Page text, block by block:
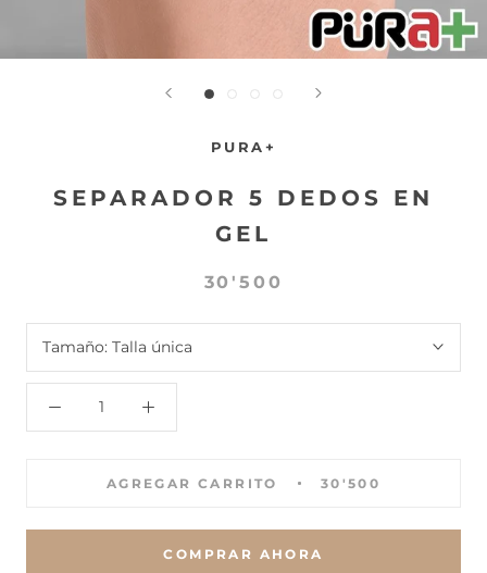
PURA+
SEPARADOR 5 DEDOS EN
GEL
30'500
Tamaño: Talla única
AGREGAR CARRITO 30'500
COMPRAR AHORA